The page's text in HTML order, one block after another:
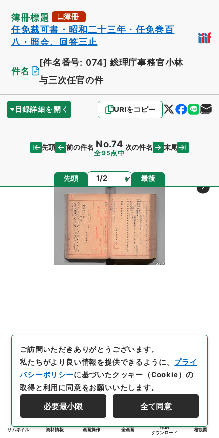
簿冊標題 簿冊
任免裁可書・昭和二十三年・任免巻百
八・照会、回答三止
件名
[件名番号: 074] 総理庁事務官小林
与三次任官の件
目録詳細を開く URIをコピー
先頭 前の件名 No.74
全95点中
次の件名 末尾
先頭 ページ 最後
サムネイル 資料情報 画面操作 全画面
印刷
ダウンロード
概観図
ご訪問いただきありがとうございます。
私たちがより良い情報を提供できるように、 プライ
バシーポリシーに基づいたクッキー（Cookie）の
取得と利用に同意をお願いいたします。
必要最小限 全て同意